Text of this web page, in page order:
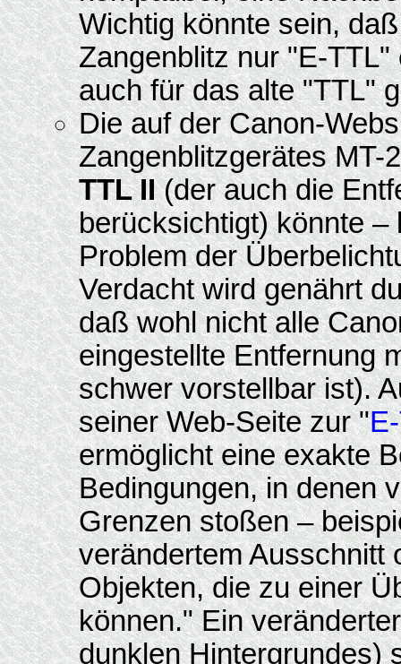
Wichtig könnte sein,
Zangenblitz nur "E-
auch für das alte "TTL"
Die auf der Canon-
Zangenblitzgerätes MT-
TTL II(der auch die
berücksichtigt) könnte –
Problem der
Verdacht wird genährt
daß wohl nicht alle
eingestellte Entfernung
schwer vorstellbar ist).
seiner Web-Seite zur "
ermöglicht eine exakte
Bedingungen, in denen
Grenzen stoßen –
verändertem Ausschnitt
Objekten, die zu einer
können." Ein
dunklen Hintergrundes)